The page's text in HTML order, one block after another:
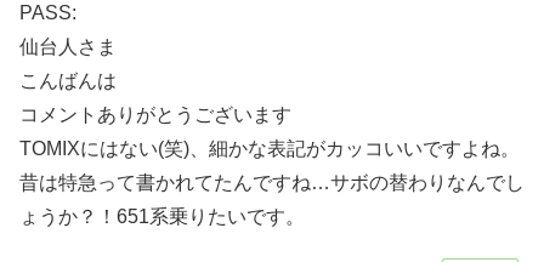
PASS:
仙台人さま
こんばんは
コメントありがとうございます
TOMIXにはない(笑)、細かな表記がカッコいいですよね。
昔は特急って書かれてたんですね…サボの替わりなんでし
ょうか？！651系乗りたいです。